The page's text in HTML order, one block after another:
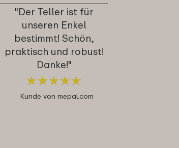
"Der Teller ist für
unseren Enkel
bestimmt! Schön,
praktisch und robust!
Danke!"
★★★★★
★★★★★
Kunde von mepal.com